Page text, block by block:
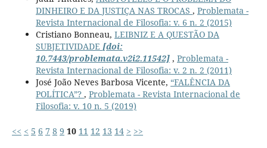
DINHEIRO E DA JUSTIÇA NAS TROCAS , Problemata -
Revista Internacional de Filosofia: v. 6 n. 2 (2015)
Cristiano Bonneau, LEIBNIZ E A QUESTÃO DA
SUBJETIVIDADE [doi:
10.7443/problemata.v2i2.11542], Problemata -
Revista Internacional de Filosofia: v. 2 n. 2 (2011)
José João Neves Barbosa Vicente, “FALÊNCIA DA
POLÍTICA”? , Problemata - Revista Internacional de
Filosofia: v. 10 n. 5 (2019)
<< < 5 6 7 8 9 10 11 12 13 14 > >>